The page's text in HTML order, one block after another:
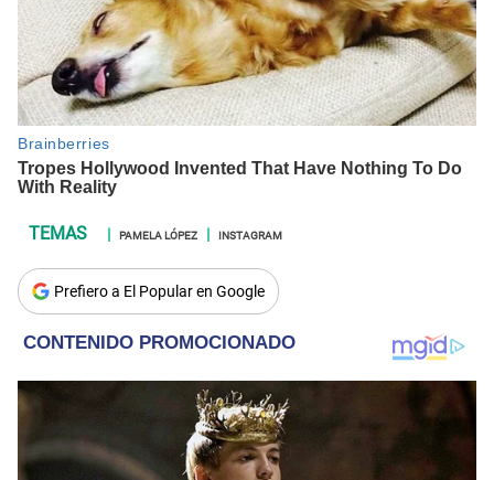
PAMELA LÓPEZ INSTAGRAM
Prefiero a El Popular en Google